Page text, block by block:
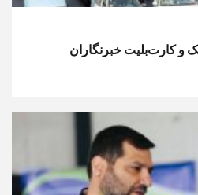
کارت‌بلیت خبرنگاران